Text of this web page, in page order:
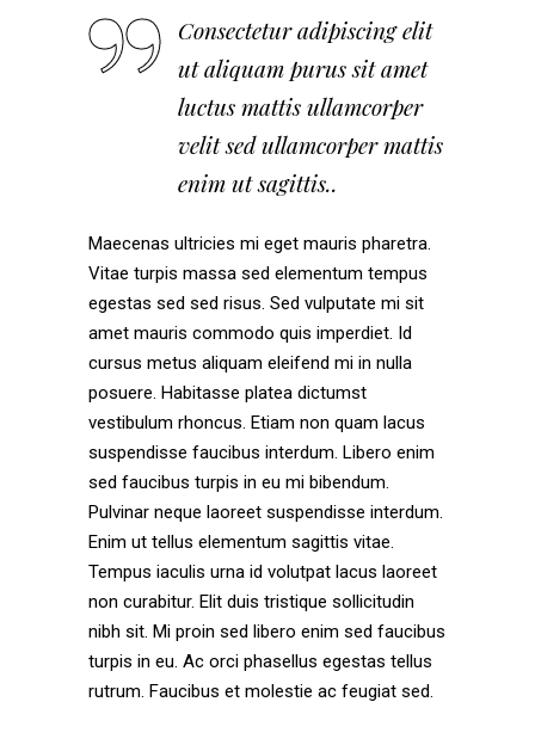
Consectetur adipiscing elit
ut aliquam purus sit amet
luctus mattis ullamcorper
velit sed ullamcorper mattis
enim ut sagittis..
Maecenas ultricies mi eget mauris pharetra.
Vitae turpis massa sed elementum tempus
egestas sed sed risus. Sed vulputate mi sit
amet mauris commodo quis imperdiet. Id
cursus metus aliquam eleifend mi in nulla
posuere. Habitasse platea dictumst
vestibulum rhoncus. Etiam non quam lacus
suspendisse faucibus interdum. Libero enim
sed faucibus turpis in eu mi bibendum.
Pulvinar neque laoreet suspendisse interdum.
Enim ut tellus elementum sagittis vitae.
Tempus iaculis urna id volutpat lacus laoreet
non curabitur. Elit duis tristique sollicitudin
nibh sit. Mi proin sed libero enim sed faucibus
turpis in eu. Ac orci phasellus egestas tellus
rutrum. Faucibus et molestie ac feugiat sed.